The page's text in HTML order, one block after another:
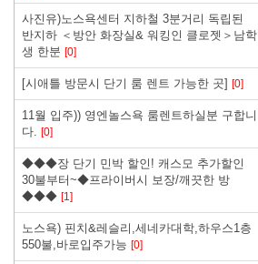
사진유)노스욕센터 지하철 3분거리 독립된
반지하 ＜방안 화장실& 워킹인 클로젯＞남학
생 한분 [0]
[시애틀 방문시 단기 룸 렌트 가능한 곳] [0]
11월 입주)) 영엔놀스욕 룸렌트하실분 구합니
다. [0]
◆◆◆장 단기 민박 할인! 캐스모 추가할인
30불부터~◆프라이버시 보장/깨끗한 방
◆◆◆ [1]
노스욕) 핀치&레슬리,세네카대학,하우스1층
550불,바로입주가능 [0]